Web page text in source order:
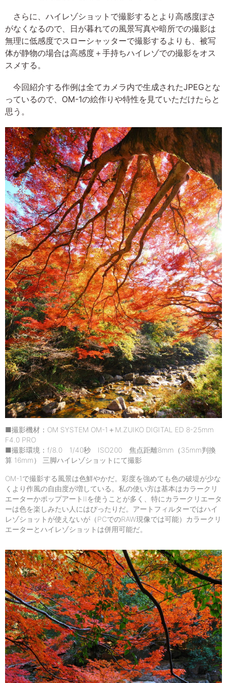
さらに、ハイレゾショットで撮影するとより高感度ぽさ
がなくなるので、日が暮れての風景写真や暗所での撮影は
無理に低感度でスローシャッターで撮影するよりも、被写
体が静物の場合は高感度＋手持ちハイレゾでの撮影をオス
スメする。
今回紹介する作例は全てカメラ内で生成されたJPEGとな
っているので、OM-1の絵作りや特性を見ていただけたらと
思う。
■撮影機材：OM SYSTEM OM-1＋M.ZUIKO DIGITAL ED 8-25mm
F4.0 PRO
■撮影環境：f/8.0 1/40秒 ISO200 焦点距離8mm（35mm判換
算 16mm） 三脚ハイレゾショットにて撮影
OM-1で撮影する風景は色鮮やかだ。彩度を強めても色の破堤が少な
くより作風の自由度が増している。私の使い方は基本はカラークリ
エーターかポップアートIIを使うことが多く、特にカラークリエータ
ーは色を楽しみたい人にはぴったりだ。アートフィルターではハイ
レゾショットが使えないが（PCでのRAW現像では可能）カラークリ
エーターとハイレゾショットは併用可能だ。